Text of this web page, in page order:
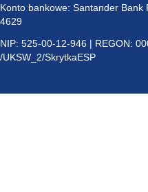
Konto bankowe: Santander
4629
NIP: 525-00-12-946 | REGON:
/UKSW_2/SkrytkaESP